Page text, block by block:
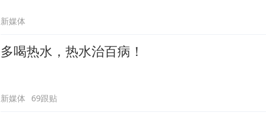
新媒体
多喝热水，热水治百病！
新媒体 69跟贴